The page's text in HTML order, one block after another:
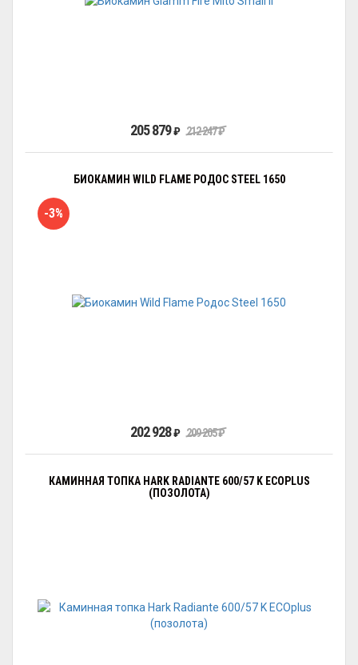
205 879₽ 212 247₽
БИОКАМИН WILD FLAME РОДОС STEEL 1650
-3%
202 928₽ 209 205₽
КАМИННАЯ ТОПКА HARK RADIANTE 600/57 K ECOPLUS
(ПОЗОЛОТА)